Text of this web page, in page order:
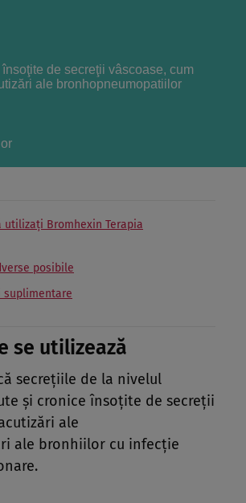
de secreţii vâscoase, cum
ale bronhopneumopatiilor
utilizaţi Bromhexin Terapia
posibile
suplimentare
se utilizează
secreţiile de la nivelul
şi cronice însoţite de secreţii
ale
ale bronhiilor cu infecţie